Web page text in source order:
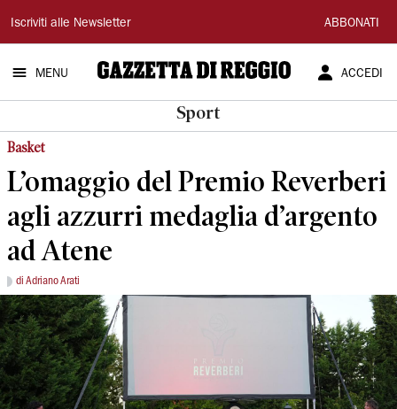
Gazzetta
di
Reggio
Iscriviti alle Newsletter ABBONATI
MENU ACCEDI
Sport
Basket
L’omaggio del Premio Reverberi
agli azzurri medaglia d’argento
ad Atene
di Adriano Arati